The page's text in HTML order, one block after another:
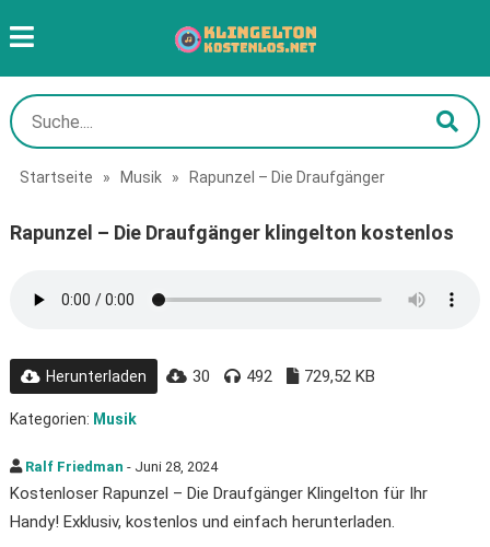
Startseite » Musik » Rapunzel – Die Draufgänger
Rapunzel – Die Draufgänger klingelton kostenlos
Herunterladen 30 492 729,52 KB
Kategorien: Musik
Ralf Friedman - Juni 28, 2024
Kostenloser Rapunzel – Die Draufgänger Klingelton für Ihr
Handy! Exklusiv, kostenlos und einfach herunterladen.